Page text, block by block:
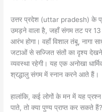
उत्तर प्रदेश (uttar pradesh) के
उमड़ने वाला है, जहाँ संगम तट पर
आरंभ होगा। वहाँ विशाल तंबू, नागा
जटाओं से सज्जित संतों का दृश्य देखने
व्यवस्था रहेगी। यह एक अनोखा
श्रद्धालु संगम में स्नान करने आते हैं।
हालांकि, कई लोगों के मन में यह
पाते, तो क्या पुण्य प्राप्त कर सकते